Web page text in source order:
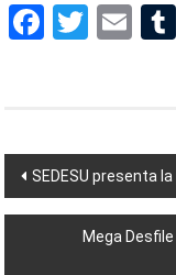
Navegación
de
entradas
SEDESU presenta
Mega